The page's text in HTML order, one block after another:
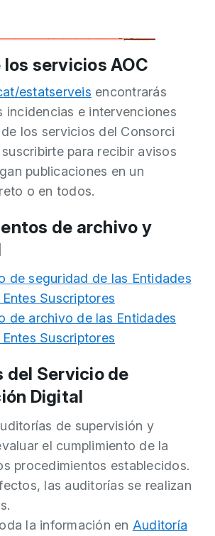
servicios AOC
estatserveis encontrarás
incidencias e intervenciones
los servicios del Consorci
para recibir avisos
publicaciones en un
o en todos.
de archivo y
de seguridad de las Entidades
Suscriptores
de archivo de las Entidades
Suscriptores
del Servicio de
Digital
de supervisión y
el cumplimiento de la
procedimientos establecidos.
las auditorías se realizan
la información en Auditoría